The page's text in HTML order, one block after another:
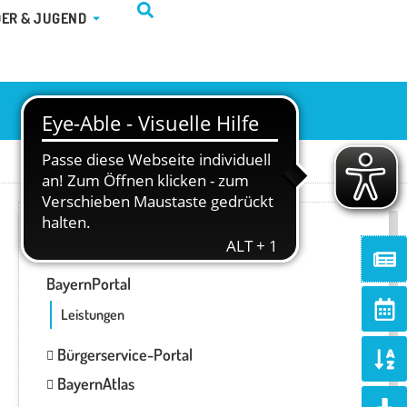
& FREIZEIT
& JUGEND ÖFFNE KINDER & JUGEND
BayernPortal
Leistungen
Bürgerservice-Portal
BayernAtlas
alt